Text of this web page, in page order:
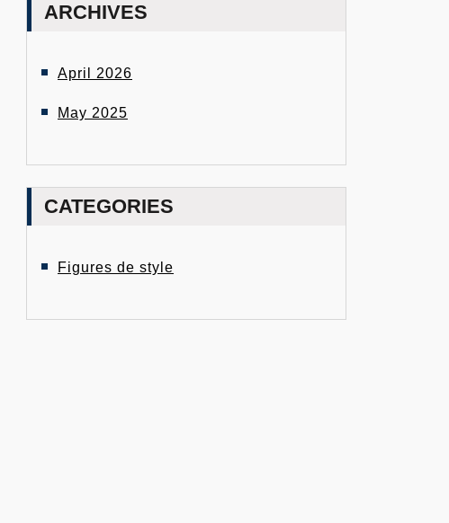
ARCHIVES
April 2026
May 2025
CATEGORIES
Figures de style